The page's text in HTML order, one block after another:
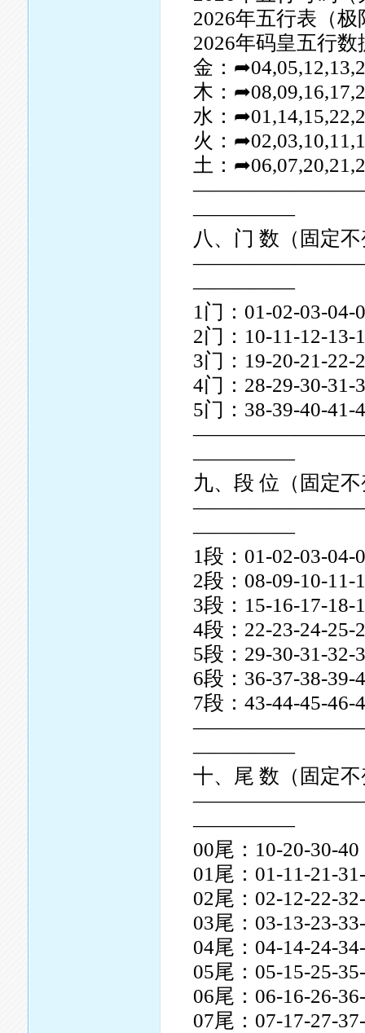
2026年五行表（
2026年码皇五行数
金：
木：
水：
火：
土：
—————
八、门 数（固定
—————
1门：01-02-03-
2门：10-11-12-
3门：19-20-21-
4门：28-29-30-
5门：38-39-40-
—————
九、段 位（固定
—————
1段：01-02-03-04-
2段：08-09-10-11-
3段：15-16-17-18-
4段：22-23-24-25-
5段：29-30-31-32-
6段：36-37-38-39-
7段：43-44-45-46-
—————
十、尾 数（固定
—————
00尾：10-20-30-40
01尾：01-11-21-
02尾：02-12-22-
03尾：03-13-23-
04尾：04-14-24-
05尾：05-15-25-
06尾：06-16-26-
07尾：07-17-27-